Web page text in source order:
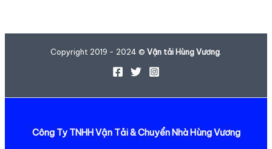
Copyright 2019 - 2024 © Vận tải Hùng Vương.
Công Ty TNHH Vận Tải & Chuyển Nhà Hùng Vương